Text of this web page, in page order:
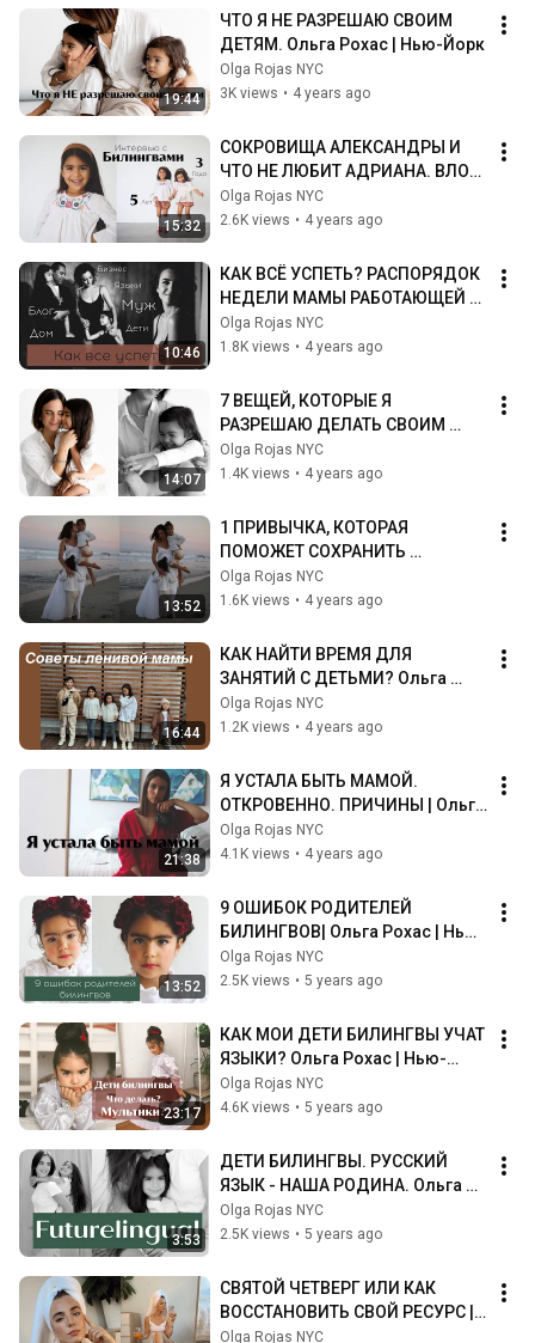
19:44
ЧТО Я НЕ РАЗРЕШАЮ СВОИМ
ДЕТЯМ. Ольга Рохас | Нью-Йорк
Olga Rojas NYC
3K views • 4 years ago
15:32
СОКРОВИЩА АЛЕКСАНДРЫ И
ЧТО НЕ ЛЮБИТ АДРИАНА. ВЛОГ-
ИНТЕРВЬЮ. | Ольга Рохас | Нью-
Йорк
Olga Rojas NYC
2.6K views • 4 years ago
10:46
КАК ВСЁ УСПЕТЬ? РАСПОРЯДОК
НЕДЕЛИ МАМЫ РАБОТАЮЩЕЙ
ИЗ ДОМА | Ольга Рохас | Нью-
Йорк
Olga Rojas NYC
1.8K views • 4 years ago
14:07
7 ВЕЩЕЙ, КОТОРЫЕ Я
РАЗРЕШАЮ ДЕЛАТЬ СВОИМ
ДЕТЯМ | Ольга Рохас | Нью-
Йорк
Olga Rojas NYC
1.4K views • 4 years ago
13:52
1 ПРИВЫЧКА, КОТОРАЯ
ПОМОЖЕТ СОХРАНИТЬ
ГАРМОНИЧНЫЕ ОТНОШЕНИЯ В
СЕМЬЕ С МАЛЕНЬКИМИ ДЕТЬМИ
Olga Rojas NYC
1.6K views • 4 years ago
16:44
КАК НАЙТИ ВРЕМЯ ДЛЯ
ЗАНЯТИЙ С ДЕТЬМИ? Ольга
Рохас | Нью-Йорк
Olga Rojas NYC
1.2K views • 4 years ago
21:38
Я УСТАЛА БЫТЬ МАМОЙ.
ОТКРОВЕННО. ПРИЧИНЫ | Ольга
Рохас | Нью-Йорк
Olga Rojas NYC
4.1K views • 4 years ago
13:52
9 ОШИБОК РОДИТЕЛЕЙ
БИЛИНГВОВ| Ольга Рохас | Нью-
Йорк
Olga Rojas NYC
2.5K views • 5 years ago
23:17
КАК МОИ ДЕТИ БИЛИНГВЫ УЧАТ
ЯЗЫКИ? Ольга Рохас | Нью-
Йорк
Olga Rojas NYC
4.6K views • 5 years ago
3:53
ДЕТИ БИЛИНГВЫ. РУССКИЙ
ЯЗЫК - НАША РОДИНА. Ольга
Рохас | Нью-Йорк
Olga Rojas NYC
2.5K views • 5 years ago
СВЯТОЙ ЧЕТВЕРГ ИЛИ КАК
ВОССТАНОВИТЬ СВОЙ РЕСУРС |
Ольга Рохас | Нью-Йорк
Olga Rojas NYC